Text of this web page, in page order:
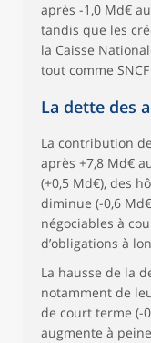
après -1,0 Md€
tandis que les
la Caisse
tout comme
La dette des
La contribution
après +7,8 Md€
(+0,5 Md€), des
diminue (-0,6
négociables à
d’obligations à
La hausse de la
notamment de
de court terme (-
augmente à